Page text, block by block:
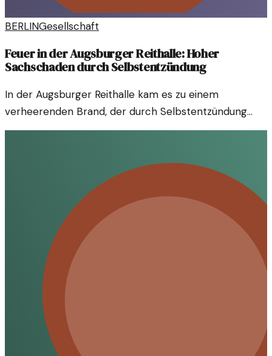
BERLINGesellschaft
Feuer in der Augsburger Reithalle: Hoher
Sachschaden durch Selbstentzündung
In der Augsburger Reithalle kam es zu einem
verheerenden Brand, der durch Selbstentzündung
ausgelöst wurde und einen Sachschaden von 420.000